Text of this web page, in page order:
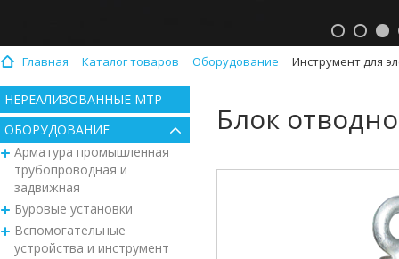
Главная Каталог товаров Оборудование Инструмент для
НЕРЕАЛИЗОВАННЫЕ МТР
ОБОРУДОВАНИЕ
Арматура промышленная
трубопроводная и
задвижная
Буровые установки
Вспомогательные
устройства и инструмент
Блок